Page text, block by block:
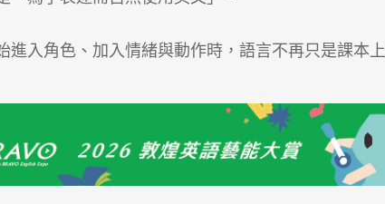
進入角色、加入情緒與動作時，語言不再只是課本